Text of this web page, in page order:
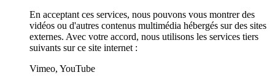
En acceptant ces services, nous pouvons vous montrer des
vidéos ou d'autres contenus multimédia hébergés sur des sites
externes. Avec votre accord, nous utilisons les services tiers
suivants sur ce site internet :
Vimeo, YouTube